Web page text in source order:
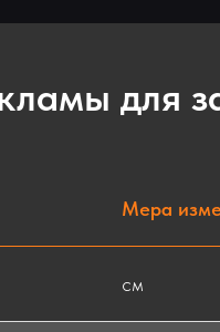
для
Мера
см